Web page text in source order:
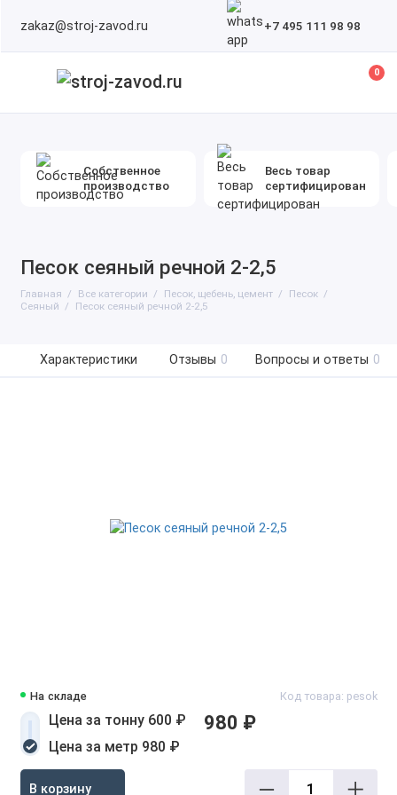
zakaz@stroj-zavod.ru +7 495 111 98 98
0
Собственное
производство
Весь товар
сертифицирован
Песок сеяный речной 2-2,5
Главная Все категории Песок, щебень, цемент
Песок
Сеяный
Песок сеяный речной 2-2,5
Характеристики Отзывы 0 Вопросы и ответы 0
На складе Код товара: pesok
Цена за тонну 600 ₽
Цена за метр 980 ₽
980 ₽
В корзину